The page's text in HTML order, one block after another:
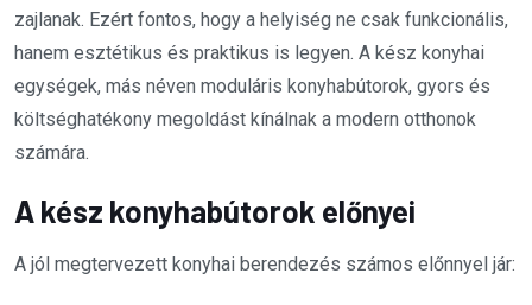
zajlanak. Ezért fontos, hogy a helyiség ne csak funkcionális,
hanem esztétikus és praktikus is legyen. A kész konyhai
egységek, más néven moduláris konyhabútorok, gyors és
költséghatékony megoldást kínálnak a modern otthonok
számára.
A kész konyhabútorok előnyei
A jól megtervezett konyhai berendezés számos előnnyel jár: